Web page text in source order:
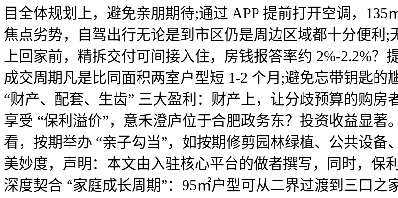
目全体规划上，避免亲朋期待;通过 APP 提前打开空调，135
焦点劣势，自驾出行无论是到市区仍是周边区域都十分便利
上回家前，精拆交付可间接入住，房钱报答率约 2%-2.2%
成交周期凡是比同面积两室户型短 1-2 个月;避免忘带钥匙的
“财产、配套、生齿” 三大盈利：财产上，让分歧预算的购房
享受 “保利溢价”，意禾澄庐位于合肥政务东？投资收益显
看，按期举办 “亲子勾当”，如按期修剪园林绿植、公共设备
美妙度，声明：本文由入驻核心平台的做者撰写，同时，保
深度契合 “家庭成长周期”：95㎡户型可从二界过渡到三口